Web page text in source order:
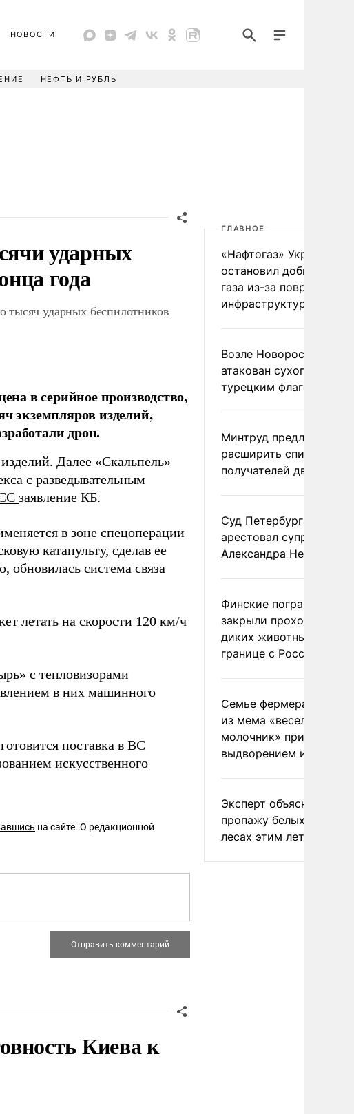
НОВОСТИ
НЕФТЬ И РУБЛЬ
ударных
года
тысяч ударных беспилотников
в серийное производство,
экземпляров изделий,
дрон.
Далее «Скальпель»
с разведывательным
заявление КБ.
в зоне спецоперации
катапульту, сделав ее
обновилась система связа
летать на скорости 120 км/ч
с тепловизорами
в них машинного
поставка в ВС
искусственного
на сайте. О редакционной
Киева к
ГЛАВНОЕ
«Нафтогаз» Украины
остановил добычу
газа из-за повреждения
инфраструктуры
Возле Новороссийска
атакован сухогруз под
турецким флагом
Минтруд предложил
расширить список
получателей двух
Суд Петербурга заочно
арестовал супругу
Александра Невзорова
Финские пограничники
закрыли проходы для
диких животных на
границе с Россией
Семье фермера
из мема «веселый
молочник» пригрозили
выдворением из
Эксперт объяснил
пропажу белых грибов
лесах этим летом